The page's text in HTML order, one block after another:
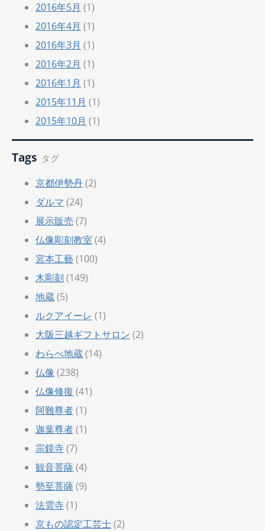
2016年5月 (1)
2016年4月 (1)
2016年3月 (1)
2016年2月 (1)
2016年1月 (1)
2015年11月 (1)
2015年10月 (1)
Tags タグ
京都伊勢丹(2)
ダルマ (24)
展示販売 (7)
仏像彫刻教室 (4)
宮本工藝(100)
木彫刻 (149)
地蔵(5)
ルクアイーレ (1)
大阪三越ギフトサロン (2)
わらべ地蔵(14)
仏像 (238)
仏像修復 (41)
阿難尊者(1)
迦葉尊者(1)
宗鏡寺(7)
観音菩薩(4)
勢至菩薩(9)
法雲寺(1)
京もの認定工芸士(2)